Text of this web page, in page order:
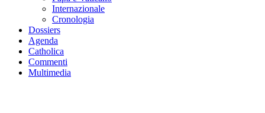
Internazionale
Cronologia
Dossiers
Agenda
Catholica
Commenti
Multimedia